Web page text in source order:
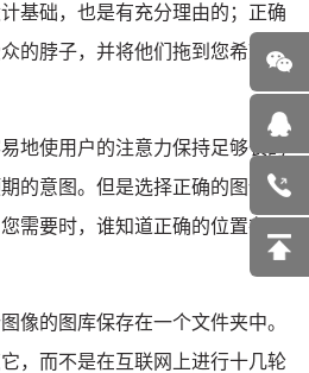
基础，也是有充分理由的； 正确
的脖子，并将他们拖到您希望他
地使用户的注意力保持足够长的
的意图。但是选择正确的图像并
需要时，谁知道正确的位置在哪
像的图库保存在一个文件夹中。
，而不是在互联网上进行十几轮